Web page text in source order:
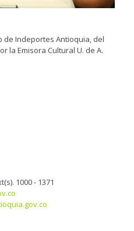
de Indeportes Antioquia, del
la Emisora Cultural U. de A.
1000 - 1371